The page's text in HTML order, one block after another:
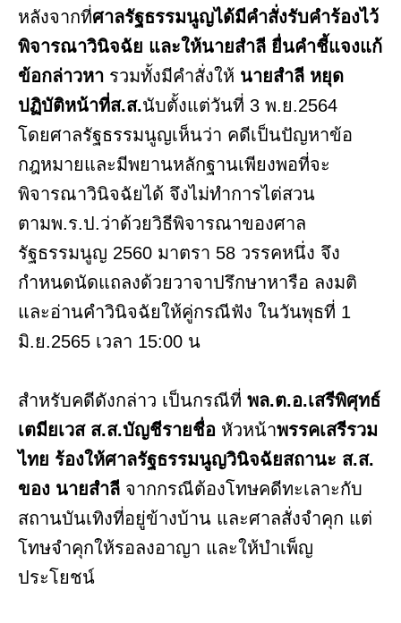
หลังจากที่ศาลรัฐธรรมนูญได้มีคำสั่งรับคำร้องไว้
พิจารณาวินิจฉัย และให้นายสำลี ยื่นคำชี้แจงแก้
ข้อกล่าวหา รวมทั้งมีคำสั่งให้ นายสำลี หยุด
ปฏิบัติหน้าที่ส.ส.นับตั้งแต่วันที่ 3 พ.ย.2564
โดยศาลรัฐธรรมนูญเห็นว่า คดีเป็นปัญหาข้อ
กฎหมายและมีพยานหลักฐานเพียงพอที่จะ
พิจารณาวินิจฉัยได้ จึงไม่ทำการไต่สวน
ตามพ.ร.ป.ว่าด้วยวิธีพิจารณาของศาล
รัฐธรรมนูญ 2560 มาตรา 58 วรรคหนึ่ง จึง
กำหนดนัดแถลงด้วยวาจาปรึกษาหารือ ลงมติ
และอ่านคำวินิจฉัยให้คู่กรณีฟัง ในวันพุธที่ 1
มิ.ย.2565 เวลา 15:00 น
สำหรับคดีดังกล่าว เป็นกรณีที่ พล.ต.อ.เสรีพิศุทธ์
เตมียเวส ส.ส.บัญชีรายชื่อ หัวหน้าพรรคเสรีรวม
ไทย ร้องให้ศาลรัฐธรรมนูญวินิจฉัยสถานะ ส.ส.
ของ นายสำลี จากกรณีต้องโทษคดีทะเลาะกับ
สถานบันเทิงที่อยู่ข้างบ้าน และศาลสั่งจำคุก แต่
โทษจำคุกให้รอลงอาญา และให้บำเพ็ญ
ประโยชน์